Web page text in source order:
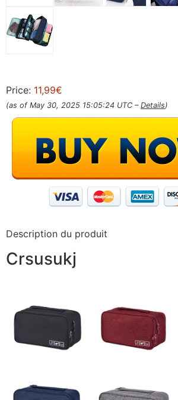
Price: 11,99€
(as of May 30, 2025 15:05:24 UTC – Details)
Description du produit
Crsusukj